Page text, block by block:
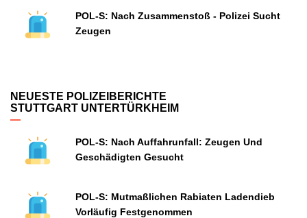
POL-S: Nach Zusammenstoß - Polizei Sucht
Zeugen
NEUESTE POLIZEIBERICHTE
STUTTGART UNTERTÜRKHEIM
POL-S: Nach Auffahrunfall: Zeugen Und
Geschädigten Gesucht
POL-S: Mutmaßlichen Rabiaten Ladendieb
Vorläufig Festgenommen